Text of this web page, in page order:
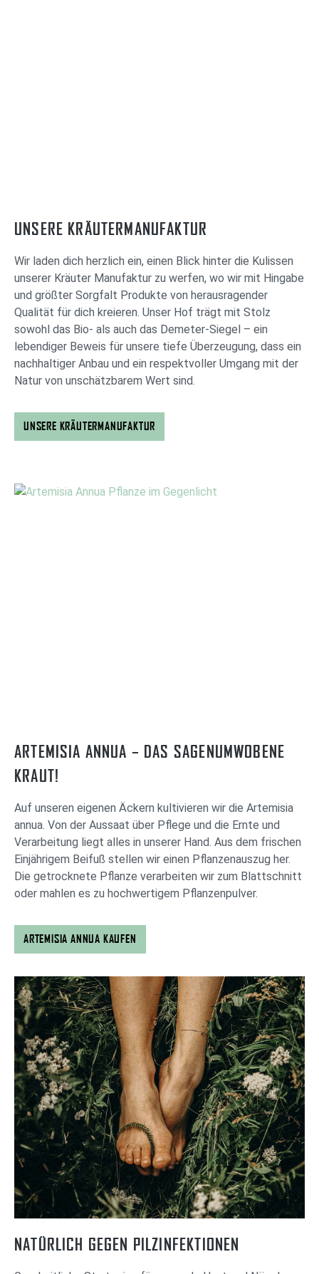
UNSERE KRÄUTERMANUFAKTUR
Wir laden dich herzlich ein, einen Blick hinter die Kulissen
unserer Kräuter Manufaktur zu werfen, wo wir mit Hingabe
und größter Sorgfalt Produkte von herausragender
Qualität für dich kreieren. Unser Hof trägt mit Stolz
sowohl das Bio- als auch das Demeter-Siegel – ein
lebendiger Beweis für unsere tiefe Überzeugung, dass ein
nachhaltiger Anbau und ein respektvoller Umgang mit der
Natur von unschätzbarem Wert sind.
UNSERE KRÄUTERMANUFAKTUR
ARTEMISIA ANNUA – DAS SAGENUMWOBENE
KRAUT!
Auf unseren eigenen Äckern kultivieren wir die Artemisia
annua. Von der Aussaat über Pflege und die Ernte und
Verarbeitung liegt alles in unserer Hand. Aus dem frischen
Einjährigem Beifuß stellen wir einen Pflanzenauszug her.
Die getrocknete Pflanze verarbeiten wir zum Blattschnitt
oder mahlen es zu hochwertigem Pflanzenpulver.
ARTEMISIA ANNUA KAUFEN
NATÜRLICH GEGEN PILZINFEKTIONEN